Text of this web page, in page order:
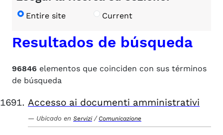
Entire site Current
Resultados de búsqueda
96846 elementos que coinciden con sus términos
de búsqueda
Accesso ai documenti amministrativi
Ubicado en Servizi / Comunicazione